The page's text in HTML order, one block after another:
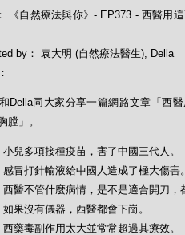
《自然療法與你》- EP373 - 西醫用
by： 袁大明 (自然療法醫生), Della
Della同大家分享一篇網路文章「西
膛」。
兒多項接種疫苗，害了中國三代人。
冒打針輸液給中國人造成了極大傷害。
醫不管什麼病情，是不是適合開刀，
果沒有儀器，西醫都會下崗。
藥毒副作用太大並常常超過其療效。